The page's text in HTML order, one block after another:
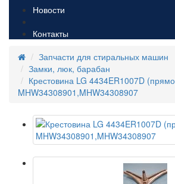
Новости
Контакты
Запчасти для стиральных машин
Замки, люк, барабан
Крестовина LG 4434ER1007D
MHW34308901,MHW34308907